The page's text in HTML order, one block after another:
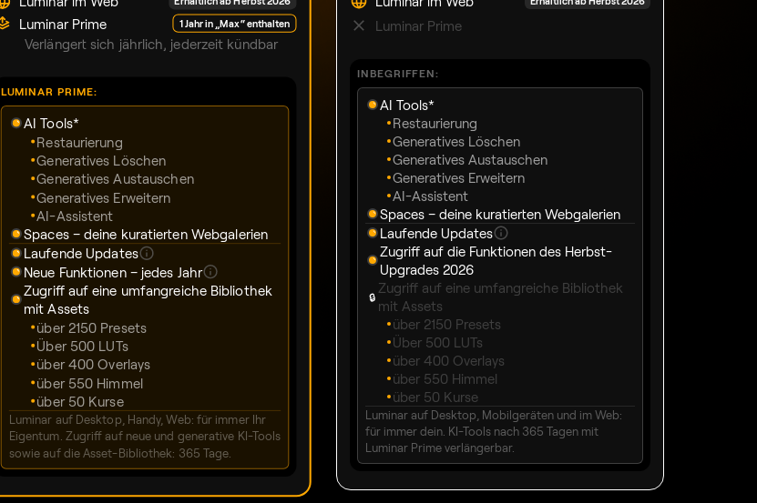
Luminar Prime 1 Jahr in „Max“ enthalten
Verlängert sich jährlich, jederzeit kündbar
LUMINAR PRIME:
AI Tools*
Restaurierung
Generatives Löschen
Generatives Austauschen
Generatives Erweitern
AI-Assistent
Spaces – deine kuratierten Webgalerien
Laufende Updates
Neue Funktionen – jedes Jahr
Zugriff auf eine umfangreiche Bibliothek
mit Assets
über 2150 Presets
Über 500 LUTs
über 400 Overlays
über 550 Himmel
über 50 Kurse
Luminar auf Desktop, Handy, Web: für immer Ihr
Eigentum. Zugriff auf neue und generative KI-Tools
sowie auf die Asset-Bibliothek: 365 Tage.
Luminar Prime
INBEGRIFFEN:
AI Tools*
Restaurierung
Generatives Löschen
Generatives Austauschen
Generatives Erweitern
AI-Assistent
Spaces – deine kuratierten Webgalerien
Laufende Updates
Zugriff auf die Funktionen des Herbst-
Upgrades 2026
🔒︎
Zugriff auf eine umfangreiche Bibliothek
mit Assets
über 2150 Presets
Über 500 LUTs
über 400 Overlays
über 550 Himmel
über 50 Kurse
Luminar auf Desktop, Mobilgeräten und im Web:
für immer dein. KI-Tools nach 365 Tagen mit
Luminar Prime verlängerbar.